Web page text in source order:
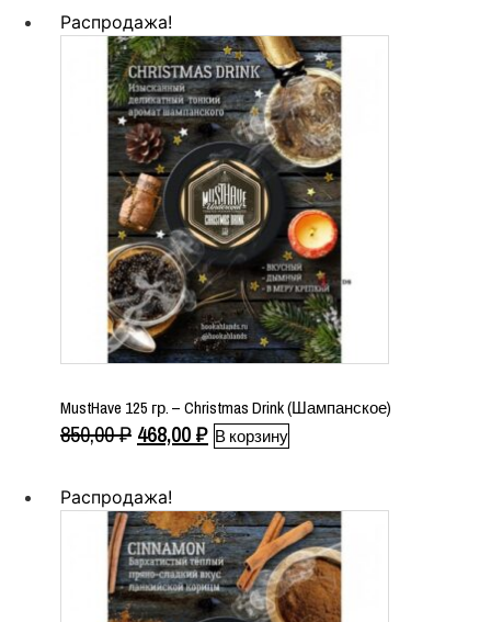
составляла
850,00 ₽.
Распродажа!
MustHave 125 гр. – Christmas Drink (Шампанское)
850,00₽ Первоначальная
составляла
850,00 ₽.
468,00₽Текущая
В корзину
Распродажа!